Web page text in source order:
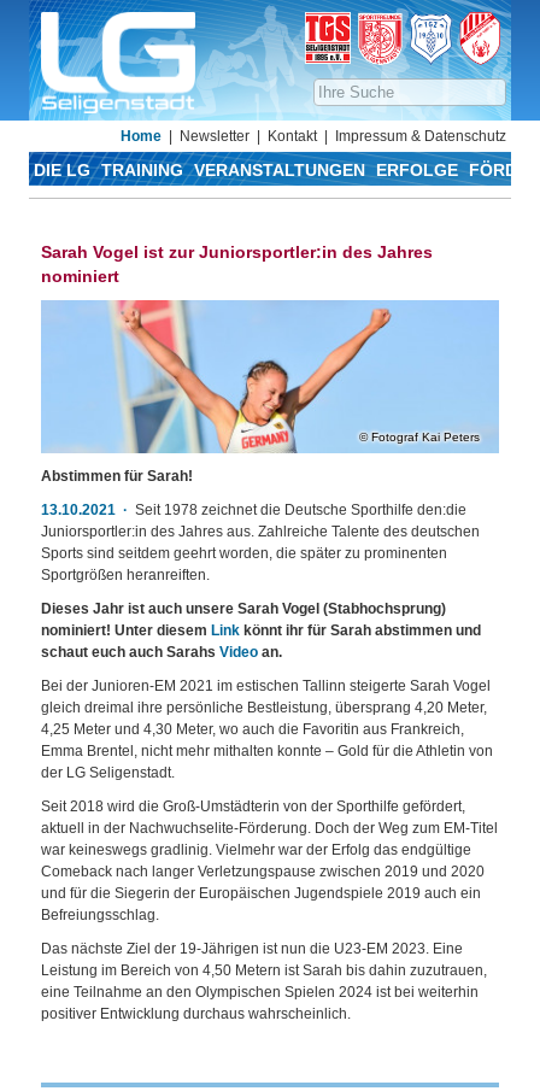
Home Newsletter Kontakt Impressum & Datenschutz
DIE LG TRAINING VERANSTALTUNGEN ERFOLGE
Sarah Vogel ist zur Juniorsportler:in des Jahres
nominiert
Fotograf Kai Peters
Abstimmen für Sarah!
13.10.2021
Seit 1978 zeichnet die Deutsche Sporthilfe den:die
Juniorsportler:in des Jahres aus. Zahlreiche Talente des deutschen
Sports sind seitdem geehrt worden, die später zu prominenten
Sportgrößen heranreiften.
Dieses Jahr ist auch unsere Sarah Vogel (Stabhochsprung)
nominiert! Unter diesem Link könnt ihr für Sarah abstimmen und
schaut euch auch Sarahs Video an.
Bei der Junioren-EM 2021 im estischen Tallinn steigerte Sarah Vogel
gleich dreimal ihre persönliche Bestleistung, übersprang 4,20 Meter,
4,25 Meter und 4,30 Meter, wo auch die Favoritin aus Frankreich,
Emma Brentel, nicht mehr mithalten konnte – Gold für die Athletin von
der LG Seligenstadt.
Seit 2018 wird die Groß-Umstädterin von der Sporthilfe gefördert,
aktuell in der Nachwuchselite-Förderung. Doch der Weg zum EM-Titel
war keineswegs gradlinig. Vielmehr war der Erfolg das endgültige
Comeback nach langer Verletzungspause zwischen 2019 und 2020
und für die Siegerin der Europäischen Jugendspiele 2019 auch ein
Befreiungsschlag.
Das nächste Ziel der 19-Jährigen ist nun die U23-EM 2023. Eine
Leistung im Bereich von 4,50 Metern ist Sarah bis dahin zuzutrauen,
eine Teilnahme an den Olympischen Spielen 2024 ist bei weiterhin
positiver Entwicklung durchaus wahrscheinlich.